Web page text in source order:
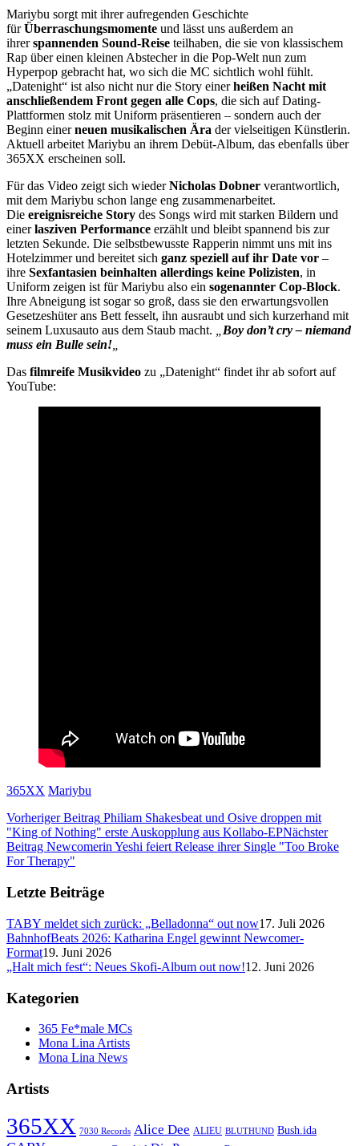
Mariybu sorgt mit ihrer aufregenden Geschichte
fürÜberraschungsmomente und lässt uns außerdem an
ihrerspannenden Sound-Reise teilhaben, die sie von klassischem
Rap über einen kleinen Abstecher in die Pop-Welt nun zum
Hyperpop gebracht hat, wo sich die MC sichtlich wohl fühlt.
„Datenight“ ist also nicht nur die Story einerheißen Nacht mit
anschließendem Front gegen alle Cops, die sich auf Dating-
Plattformen stolz mit Uniform präsentieren – sondern auch der
Beginn einerneuen musikalischen Ära der vielseitigen Künstlerin.
Aktuell arbeitet Mariybu an ihrem Debüt-Album, das ebenfalls über
365XX erscheinen soll.
Für das Video zeigt sich wiederNicholas Dobner verantwortlich,
mit dem Mariybu schon lange eng zusammenarbeitet.
Die ereignisreiche Story des Songs wird mit starken Bildern und
einerlasziven Performance erzählt und bleibt spannend bis zur
letzten Sekunde. Die selbstbewusste Rapperin nimmt uns mit ins
Hotelzimmer und bereitet sich ganz speziell auf ihr Date vor –
ihre Sexfantasien beinhalten allerdings keine Polizisten, in
Uniform zeigen ist für Mariybu also ein sogenannter Cop-Block.
Ihre Abneigung ist sogar so groß, dass sie den erwartungsvollen
Gesetzeshüter ans Bett fesselt, ihn ausraubt und sich kurzerhand mit
seinem Luxusauto aus dem Staub macht. „Boy don’t cry – niemand
muss ein Bulle sein!„
Das filmreife Musikvideo zu „Datenight“ findet ihr ab sofort auf
YouTube:
365XX Mariybu
Vorheriger Beitrag Philiam Shakesbeat und Osive droppen mit
"King of Nothing" erste Auskopplung aus Kollabo-EPNächster
Beitrag Newcomerin Yeshi feiert Release ihrer Single "Too Broke
For Therapy"
Letzte Beiträge
TABY meldet sich zurück: „Belladonna“ out now17. Juli 2026
BahnhofBeats 2026: Katharina Engel gewinnt Newcomer-
Format19. Juni 2026
„Halt mich fest“: Neues Skofi-Album out now!12. Juni 2026
Kategorien
365 Fe*male MCs
Mona Lina Artists
Mona Lina News
Artists
365XX 7030 Records Alice Dee ALIEU BLUTHUND Bush.ida